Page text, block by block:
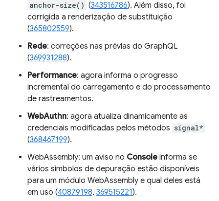
anchor-size() (343516786). Além disso, foi
corrigida a renderização de substituição
(365802559).
Rede: correções nas prévias do GraphQL
(369931288).
Performance: agora informa o progresso
incremental do carregamento e do processamento
de rastreamentos.
WebAuthn: agora atualiza dinamicamente as
credenciais modificadas pelos métodos signal*
(368467199).
WebAssembly: um aviso no Console informa se
vários símbolos de depuração estão disponíveis
para um módulo WebAssembly e qual deles está
em uso (40879198, 369515221).